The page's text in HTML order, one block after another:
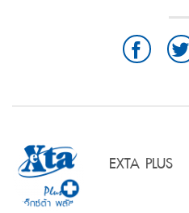
EXTA PLUS